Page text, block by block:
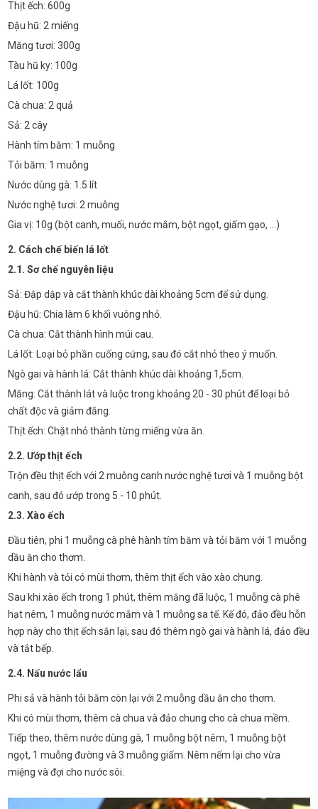
Thịt ếch: 600g
Đậu hũ: 2 miếng
Măng tươi: 300g
Tàu hũ ky: 100g
Lá lốt: 100g
Cà chua: 2 quả
Sả: 2 cây
Hành tím băm: 1 muỗng
Tỏi băm: 1 muỗng
Nước dùng gà: 1.5 lít
Nước nghệ tươi: 2 muỗng
Gia vị: 10g (bột canh, muối, nước mắm, bột ngọt, giấm gạo, ...)
2. Cách chế biến lá lốt
2.1. Sơ chế nguyên liệu
Sả: Đập dập và cắt thành khúc dài khoảng 5cm để sử dụng.
Đậu hũ: Chia làm 6 khối vuông nhỏ.
Cà chua: Cắt thành hình múi cau.
Lá lốt: Loại bỏ phần cuống cứng, sau đó cắt nhỏ theo ý muốn.
Ngò gai và hành lá: Cắt thành khúc dài khoảng 1,5cm.
Măng: Cắt thành lát và luộc trong khoảng 20 - 30 phút để loại bỏ
chất độc và giảm đắng.
Thịt ếch: Chặt nhỏ thành từng miếng vừa ăn.
2.2. Ướp thịt ếch
Trộn đều thịt ếch với 2 muỗng canh nước nghệ tươi và 1 muỗng bột
canh, sau đó ướp trong 5 - 10 phút.
2.3. Xào ếch
Đầu tiên, phi 1 muỗng cà phê hành tím băm và tỏi băm với 1 muỗng
dầu ăn cho thơm.
Khi hành và tỏi có mùi thơm, thêm thịt ếch vào xào chung.
Sau khi xào ếch trong 1 phút, thêm măng đã luộc, 1 muỗng cà phê
hạt nêm, 1 muỗng nước mắm và 1 muỗng sa tế. Kế đó, đảo đều hỗn
hợp này cho thịt ếch săn lại, sau đó thêm ngò gai và hành lá, đảo đều
và tắt bếp.
2.4. Nấu nước lẩu
Phi sả và hành tỏi băm còn lại với 2 muỗng dầu ăn cho thơm.
Khi có mùi thơm, thêm cà chua và đảo chung cho cà chua mềm.
Tiếp theo, thêm nước dùng gà, 1 muỗng bột nêm, 1 muỗng bột
ngọt, 1 muỗng đường và 3 muỗng giấm. Nêm nếm lại cho vừa
miệng và đợi cho nước sôi.